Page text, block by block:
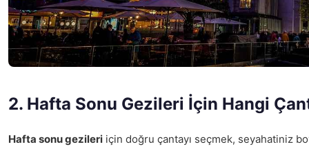
2. Hafta Sonu Gezileri İçin Hangi
Hafta sonu gezileri için doğru çantayı seçmek, seyahatiniz